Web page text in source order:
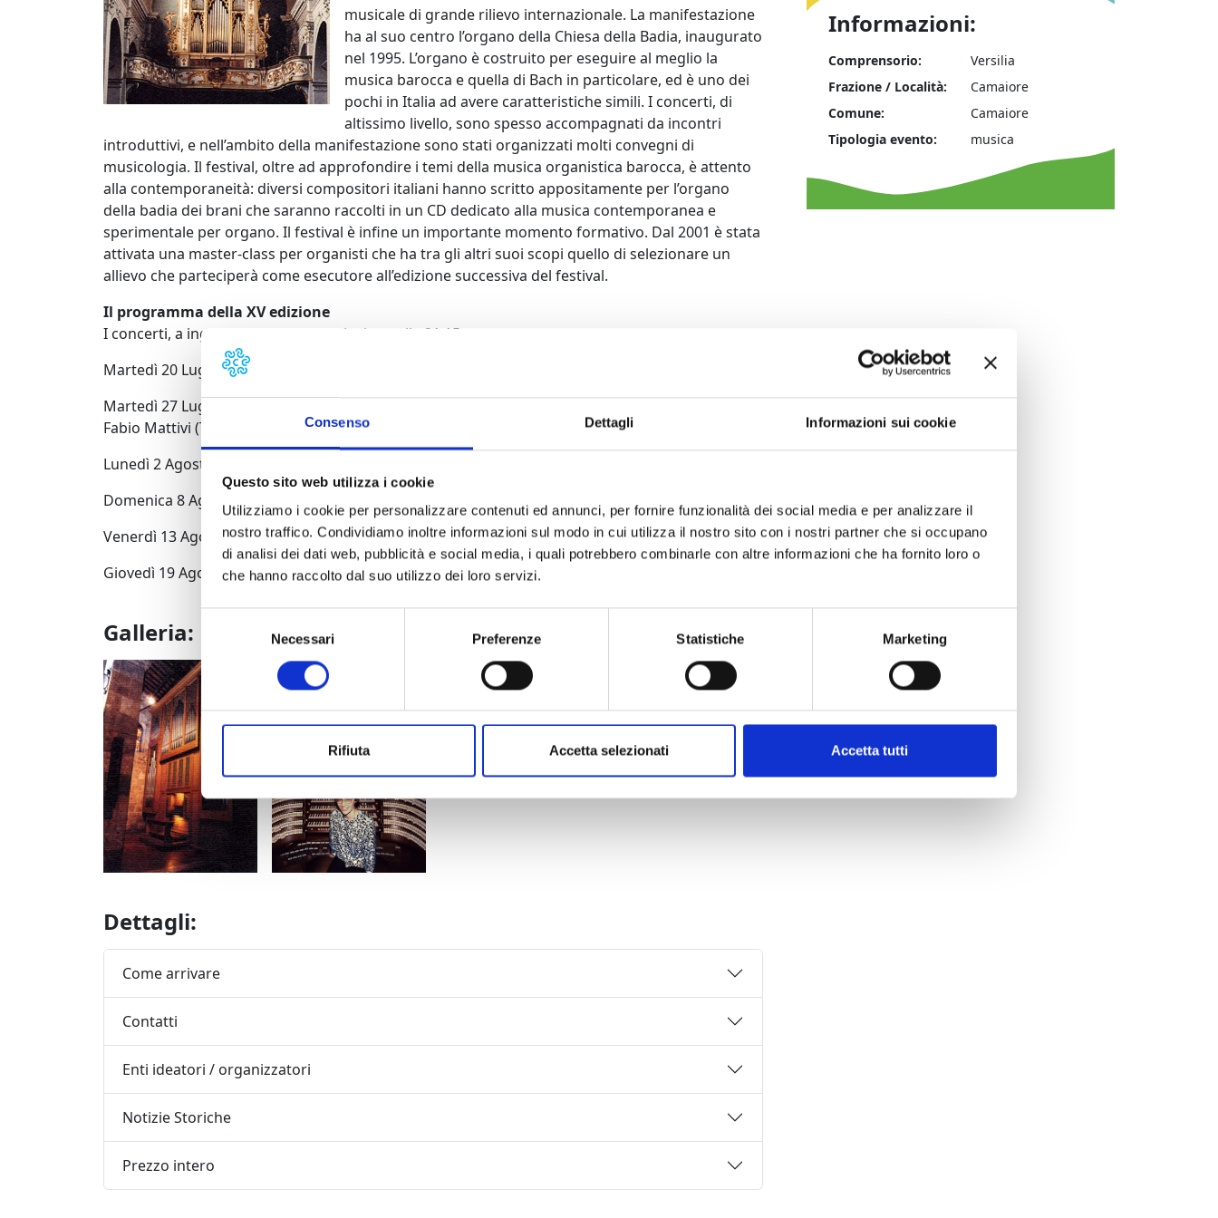
Consenso Dettagli Informazioni sui cookie
Questo sito web utilizza i cookie
Utilizziamo i cookie per personalizzare contenuti ed annunci, per fornire funzionalità dei social media e per analizzare il
nostro traffico. Condividiamo inoltre informazioni sul modo in cui utilizza il nostro sito con i nostri partner che si occupano
di analisi dei dati web, pubblicità e social media, i quali potrebbero combinarle con altre informazioni che ha fornito loro o
che hanno raccolto dal suo utilizzo dei loro servizi.
consenso
Necessari Preferenze Statistiche Marketing
Rifiuta Accetta selezionati Accetta tutti
musicale di grande rilievo internazionale. La manifestazione
ha al suo centro l’organo della Chiesa della Badia, inaugurato
nel 1995. L’organo è costruito per eseguire al meglio la
musica barocca e quella di Bach in particolare, ed è uno dei
pochi in Italia ad avere caratteristiche simili. I concerti, di
altissimo livello, sono spesso accompagnati da incontri
introduttivi, e nell’ambito della manifestazione sono stati organizzati molti convegni di
musicologia. Il festival, oltre ad approfondire i temi della musica organistica barocca, è attento
alla contemporaneità: diversi compositori italiani hanno scritto appositamente per l’organo
della badia dei brani che saranno raccolti in un CD dedicato alla musica contemporanea e
sperimentale per organo. Il festival è infine un importante momento formativo. Dal 2001 è stata
attivata una master-class per organisti che ha tra gli altri suoi scopi quello di selezionare un
allievo che parteciperà come esecutore all’edizione successiva del festival.
Il programma della XV edizione
I concerti, a ingresso gratuito, cominciano alle 21.15.
Martedì 20 Luglio FELIX FRIEDRICH
Martedì 27 Luglio Solisti dell’ENSEMBLE FRESCOBALDI (Trento), Mario Caldonazzi (Tromba);
Fabio Mattivi (Trombone), Giulia Biagetti (Lucca) (Organo)
Lunedì 2 Agosto DAVID FRANKE (Naumburg)
Domenica 8 Agosto JOHAN HERMANS (Hasselt)
Venerdì 13 Agosto MARTIN BERNREUTHER (Heichstatt)
Giovedì 19 Agosto OLIVIER LATRY (Paris, Notre-Dame)
Galleria:
organo della chiesa della Badia / organ of the church of the Badia
Giulia Biagietti, co-direttrice del festival / Giulia Biagetti, co-director of the Festival
Dettagli:
Come arrivare
Contatti
Enti ideatori / organizzatori
Notizie Storiche
Prezzo intero
Informazioni:
Comprensorio:
Versilia
Frazione / Località:
Camaiore
Comune:
Camaiore
Tipologia evento:
musica